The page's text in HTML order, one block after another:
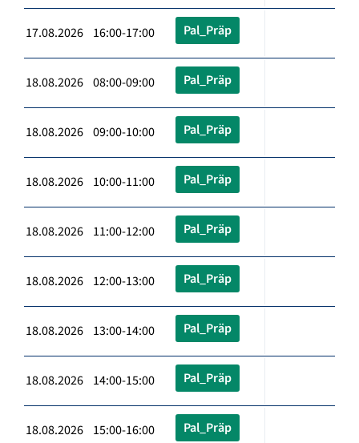
17.08.2026 16:00-17:00 Pal_Präp
18.08.2026 08:00-09:00 Pal_Präp
18.08.2026 09:00-10:00 Pal_Präp
18.08.2026 10:00-11:00 Pal_Präp
18.08.2026 11:00-12:00 Pal_Präp
18.08.2026 12:00-13:00 Pal_Präp
18.08.2026 13:00-14:00 Pal_Präp
18.08.2026 14:00-15:00 Pal_Präp
18.08.2026 15:00-16:00 Pal_Präp